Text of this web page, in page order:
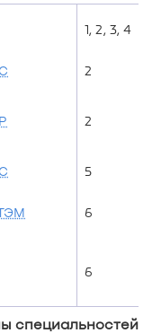
1, 2, 3, 4
2
2
5
6
6
специальностей